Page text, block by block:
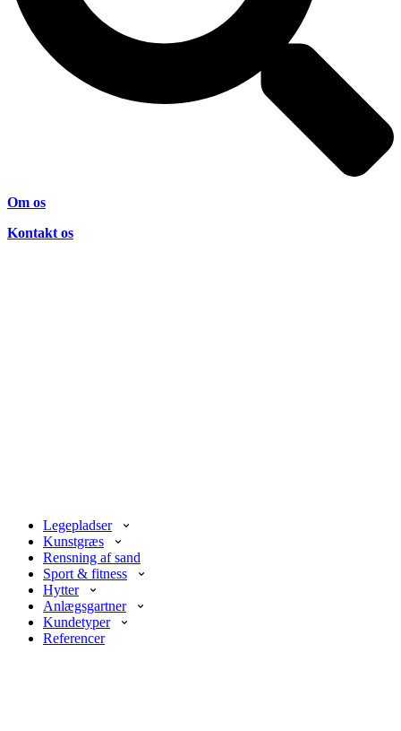
Om os
Kontakt os
Legepladser
Kunstgræs
Rensning af sand
Sport & fitness
Hytter
Anlægsgartner
Kundetyper
Referencer